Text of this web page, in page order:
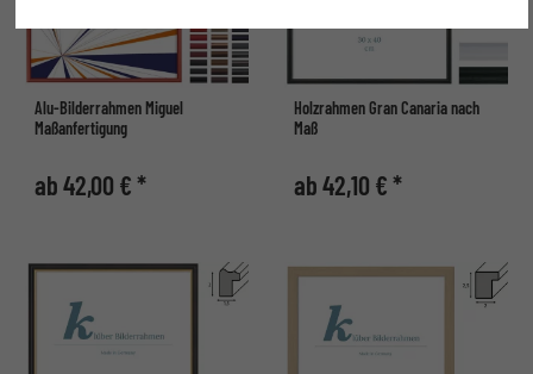
Alu-Bilderrahmen Miguel
Maßanfertigung
ab 42,00 € *
Holzrahmen Gran Canaria nach
Maß
ab 42,10 € *